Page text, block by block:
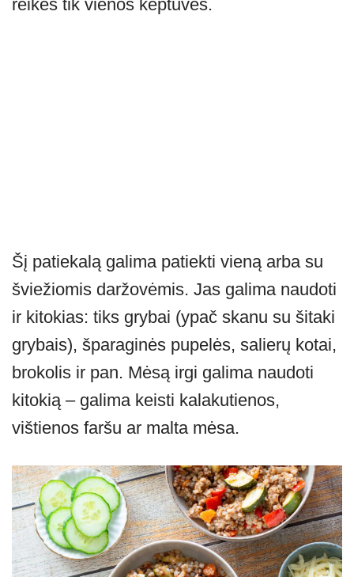
reikės tik vienos keptuvės.
Šį patiekalą galima patiekti vieną arba su
šviežiomis daržovėmis. Jas galima naudoti
ir kitokias: tiks grybai (ypač skanu su šitaki
grybais), šparaginės pupelės, salierų kotai,
brokolis ir pan. Mėsą irgi galima naudoti
kitokią – galima keisti kalakutienos,
vištienos faršu ar malta mėsa.